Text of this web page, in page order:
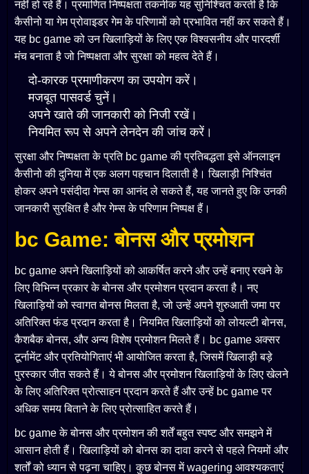
नहीं हो रहे हैं। प्रमाणित निष्पक्षता तकनीक यह सुनिश्चित करती है कि
कैसीनो या गेम प्रोवाइडर गेम के परिणामों को प्रभावित नहीं कर सकते हैं।
यह bc game को उन खिलाड़ियों के लिए एक विश्वसनीय और पारदर्शी
मंच बनाता है जो निष्पक्षता और सुरक्षा को महत्व देते हैं।
दो-कारक प्रमाणीकरण का उपयोग करें।
मजबूत पासवर्ड चुनें।
अपने खाते की जानकारी को निजी रखें।
नियमित रूप से अपने लेनदेन की जांच करें।
सुरक्षा और निष्पक्षता के प्रति bc game की प्रतिबद्धता इसे ऑनलाइन
कैसीनो की दुनिया में एक अलग पहचान दिलाती है। खिलाड़ी निश्चिंत
होकर अपने पसंदीदा गेम्स का आनंद ले सकते हैं, यह जानते हुए कि उनकी
जानकारी सुरक्षित है और गेम्स के परिणाम निष्पक्ष हैं।
bc Game: बोनस और प्रमोशन
bc game अपने खिलाड़ियों को आकर्षित करने और उन्हें बनाए रखने के
लिए विभिन्न प्रकार के बोनस और प्रमोशन प्रदान करता है। नए
खिलाड़ियों को स्वागत बोनस मिलता है, जो उन्हें अपने शुरुआती जमा पर
अतिरिक्त फंड प्रदान करता है। नियमित खिलाड़ियों को लोयल्टी बोनस,
कैशबैक बोनस, और अन्य विशेष प्रमोशन मिलते हैं। bc game अक्सर
टूर्नामेंट और प्रतियोगिताएं भी आयोजित करता है, जिसमें खिलाड़ी बड़े
पुरस्कार जीत सकते हैं। ये बोनस और प्रमोशन खिलाड़ियों के लिए खेलने
के लिए अतिरिक्त प्रोत्साहन प्रदान करते हैं और उन्हें bc game पर
अधिक समय बिताने के लिए प्रोत्साहित करते हैं।
bc game के बोनस और प्रमोशन की शर्तें बहुत स्पष्ट और समझने में
आसान होती हैं। खिलाड़ियों को बोनस का दावा करने से पहले नियमों और
शर्तों को ध्यान से पढ़ना चाहिए। कुछ बोनस में wagering आवश्यकताएं